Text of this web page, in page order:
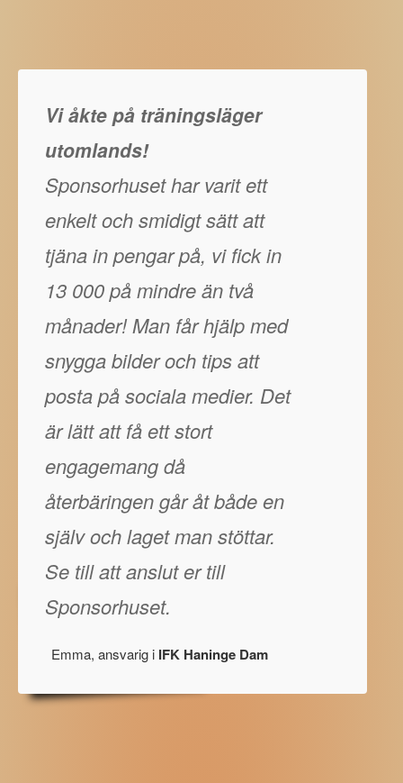
Vi åkte på träningsläger
utomlands!
Sponsorhuset har varit ett
enkelt och smidigt sätt att
tjäna in pengar på, vi fick in
13 000 på mindre än två
månader! Man får hjälp med
snygga bilder och tips att
posta på sociala medier. Det
är lätt att få ett stort
engagemang då
återbäringen går åt både en
själv och laget man stöttar.
Se till att anslut er till
Sponsorhuset.
Emma, ansvarig i IFK Haninge Dam